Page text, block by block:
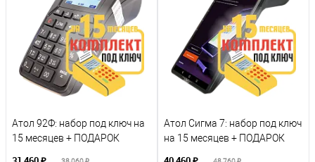
Атол 92Ф: набор под ключ на
15 месяцев + ПОДАРОК
Атол Сигма 7: набор под ключ
на 15 месяцев + ПОДАРОК